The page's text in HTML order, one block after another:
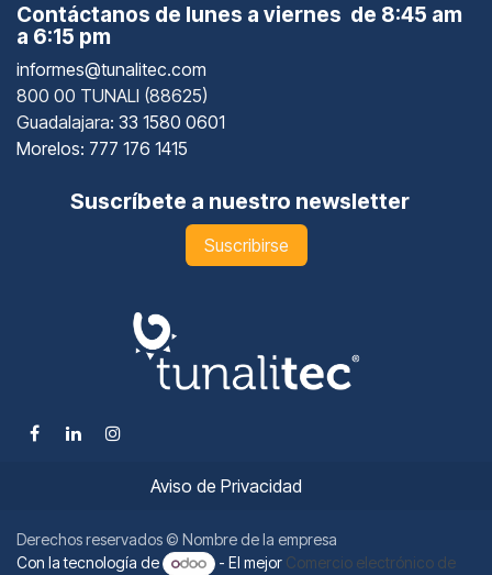
Contáctanos de lunes a viernes de 8:45 am
a 6:15 pm
informes@tunalitec.com
800 00 TUNALI (88625)
Guadalajara: 33 1580 0601
Morelos: 777 176 1415
Suscríbete a nuestro newsletter
Suscribirse
Aviso de Privacidad
Derechos reservados © Nombre de la empresa
Con la tecnología de
- El mejor Comercio electrónico de